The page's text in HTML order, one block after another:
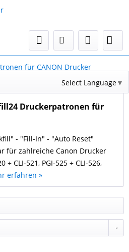
Select Language▼
für CANON Drucker
Druckerpatronen für
- "Fill-In" - "Auto Reset"
für zahlreiche Canon Drucker
+ CLI-521, PGI-525 + CLI-526,
erfahren »